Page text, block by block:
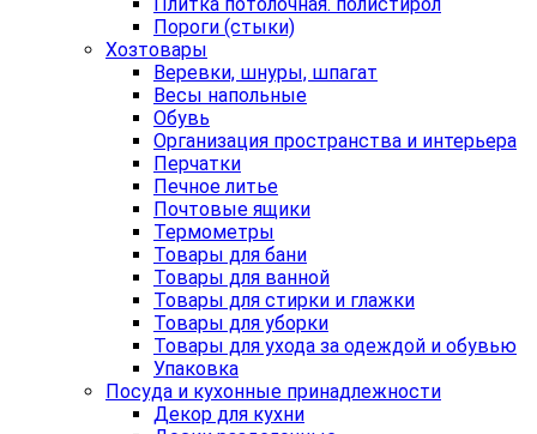
Пороги (стыки)
Хозтовары
Веревки, шнуры, шпагат
Весы напольные
Обувь
Организация пространства и интерьера
Перчатки
Печное литье
Почтовые ящики
Термометры
Товары для бани
Товары для ванной
Товары для стирки и глажки
Товары для уборки
Товары для ухода за одеждой и обувью
Упаковка
Посуда и кухонные принадлежности
Декор для кухни